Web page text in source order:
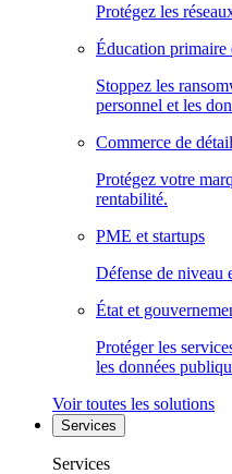
Protégez les
Éducation primaire
Stoppez les
personnel et les
Commerce de
Protégez votre
rentabilité.
PME et startups
Défense de niveau
État et
Protéger les
les données
Voir toutes les solutions
Services
Services